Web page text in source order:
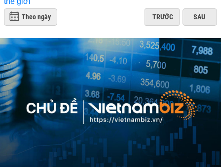
Theo ngày TRƯỚC SAU